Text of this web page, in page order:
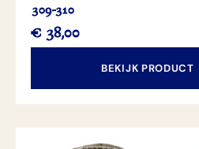
309-310
€ 38,00
BEKIJK PRODUCT